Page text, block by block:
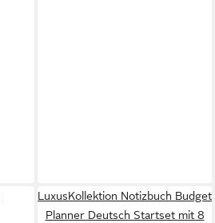
LuxusKollektion Notizbuch Budget
Planner Deutsch Startset mit 8